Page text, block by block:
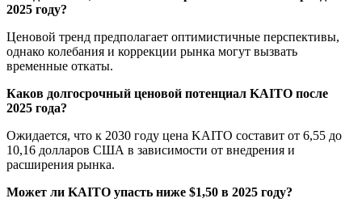
2025 году?
Ценовой тренд предполагает оптимистичные перспективы,
однако колебания и коррекции рынка могут вызвать
временные откаты.
Каков долгосрочный ценовой потенциал KAITO после
2025 года?
Ожидается, что к 2030 году цена KAITO составит от 6,55 до
10,16 долларов США в зависимости от внедрения и
расширения рынка.
Может ли KAITO упасть ниже $1,50 в 2025 году?